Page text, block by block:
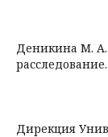
Деникина М. А.
Дирекция